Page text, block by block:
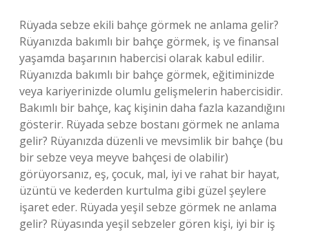
Rüyada sebze ekili bahçe görmek ne anlama gelir?
Rüyanızda bakımlı bir bahçe görmek, iş ve finansal
yaşamda başarının habercisi olarak kabul edilir.
Rüyanızda bakımlı bir bahçe görmek, eğitiminizde
veya kariyerinizde olumlu gelişmelerin habercisidir.
Bakımlı bir bahçe, kaç kişinin daha fazla kazandığını
gösterir. Rüyada sebze bostanı görmek ne anlama
gelir? Rüyanızda düzenli ve mevsimlik bir bahçe (bu
bir sebze veya meyve bahçesi de olabilir)
görüyorsanız, eş, çocuk, mal, iyi ve rahat bir hayat,
üzüntü ve kederden kurtulma gibi güzel şeylere
işaret eder. Rüyada yeşil sebze görmek ne anlama
gelir? Rüyasında yeşil sebzeler gören kişi, iyi bir iş